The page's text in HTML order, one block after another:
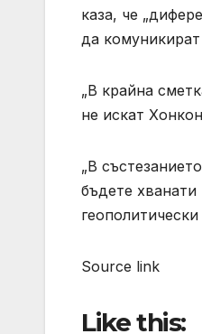
каза, че
да
„В крайна
не искат
„В
бъдете хванати
Source link
Like this: